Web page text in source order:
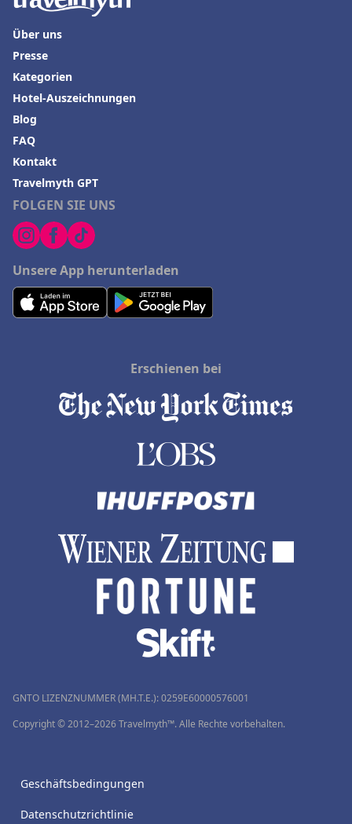
FOLGEN SIE UNS
Unsere App herunterladen
Über uns
Presse
Kategorien
Hotel-Auszeichnungen
Blog
FAQ
Kontakt
Travelmyth GPT
Erschienen bei
GNTO LIZENZNUMMER (MH.T.E.): 0259Ε60000576001
Copyright © 2012–2026 Travelmyth™. Alle Rechte vorbehalten.
Geschäftsbedingungen
Datenschutzrichtlinie